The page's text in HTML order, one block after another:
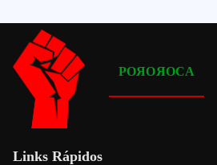
POЯOЯOCA
Links Rápidos